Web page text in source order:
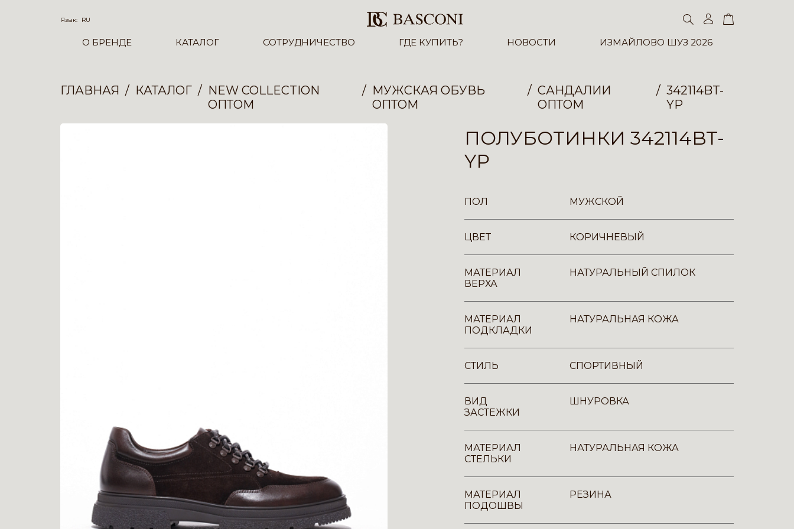
Язык: RU
О БРЕНДЕ КАТАЛОГ СОТРУДНИЧЕСТВО ГДЕ КУПИТЬ? НОВОСТИ ИЗМАЙЛОВО ШУЗ 2026
ГЛАВНАЯ КАТАЛОГ
NEW COLLECTION
ОПТОМ
МУЖСКАЯ ОБУВЬ
ОПТОМ
САНДАЛИИ
ОПТОМ
342114BT-
YP
ПОЛУБОТИНКИ 342114BT-
YP
ПОЛ МУЖСКОЙ
ЦВЕТ КОРИЧНЕВЫЙ
МАТЕРИАЛ
ВЕРХА
НАТУРАЛЬНЫЙ СПИЛОК
МАТЕРИАЛ
ПОДКЛАДКИ
НАТУРАЛЬНАЯ КОЖА
СТИЛЬ СПОРТИВНЫЙ
ВИД
ЗАСТЕЖКИ
ШНУРОВКА
МАТЕРИАЛ
СТЕЛЬКИ
НАТУРАЛЬНАЯ КОЖА
МАТЕРИАЛ
ПОДОШВЫ
РЕЗИНА